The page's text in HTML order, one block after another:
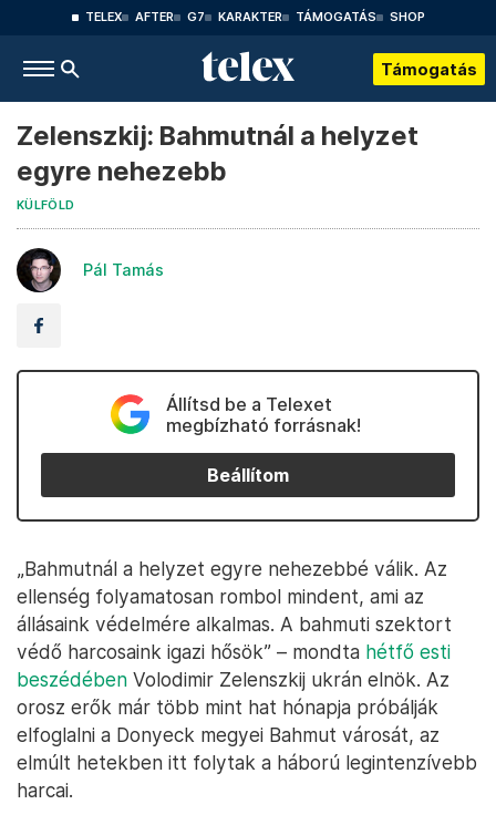
TELEX AFTER G7 KARAKTER TÁMOGATÁS SHOP
Támogatás
Zelenszkij: Bahmutnál a helyzet
egyre nehezebb
KÜLFÖLD
Pál Tamás
Állítsd be a Telexet
megbízható forrásnak!
Beállítom
„Bahmutnál a helyzet egyre nehezebbé válik. Az
ellenség folyamatosan rombol mindent, ami az
állásaink védelmére alkalmas. A bahmuti szektort
védő harcosaink igazi hősök” – mondta hétfő esti
beszédében Volodimir Zelenszkij ukrán elnök. Az
orosz erők már több mint hat hónapja próbálják
elfoglalni a Donyeck megyei Bahmut városát, az
elmúlt hetekben itt folytak a háború legintenzívebb
harcai.